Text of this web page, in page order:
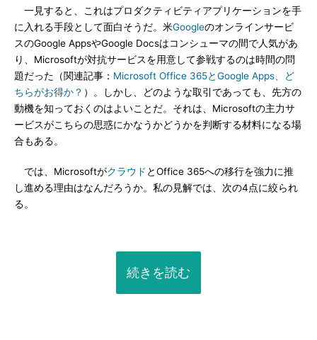
一見すると、これはプロダクティビティアプリケーションを手
に入れる手段として面白そうだ。米Googleのオンラインサービ
スのGoogle AppsやGoogle Docsはコンシューマの間で人気があ
り、Microsoftが対抗サービスを用意して参戦するのは時間の問
題だった（関連記事： Microsoft Office 365とGoogle Apps、ど
ちらがお得か？ ）。しかし、どのような取引であっても、先方の
動機を知っておくのはよいことだ。それは、Microsoftの主力サ
ービスがこちらの思惑にかなうかどうかを判断する材料になる場
合もある。
では、Microsoftがクラウド とOffice 365への移行を強力に推
し進める理由はなんだろうか。私の見解では、次の4点に絞られ
る。
続きを読む